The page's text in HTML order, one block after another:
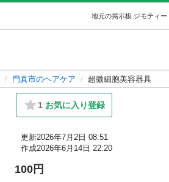
地元の掲示板 ジモティー
門真市のヘアケア 超微細胞美容器具
1 お気に入り登録
更新2026年7月2日 08:51
作成2026年6月14日 22:20
100円